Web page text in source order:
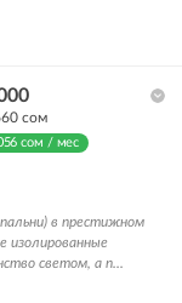
сом
сом / мес
в престижном
изолированные
светом, а п...